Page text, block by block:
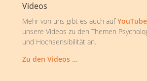
Videos
Mehr von uns gibt es auch auf
unsere Videos zu den Themen
und Hochsensibilität an.
Zu den Videos …